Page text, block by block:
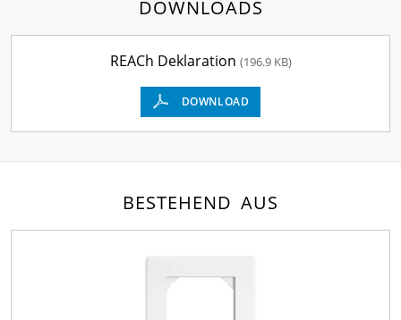
DOWNLOADS
REACh Deklaration (196.9 KB)
DOWNLOAD
BESTEHEND AUS